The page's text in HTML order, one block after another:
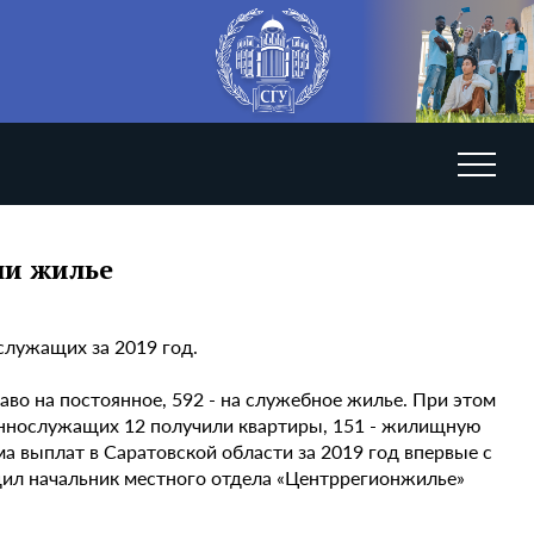
жилье
за 2019 год.
на постоянное, 592 - на служебное жилье. При этом
12 получили квартиры, 151 - жилищную
в Саратовской области за 2019 год впервые с
начальник местного отдела «Центррегионжилье»